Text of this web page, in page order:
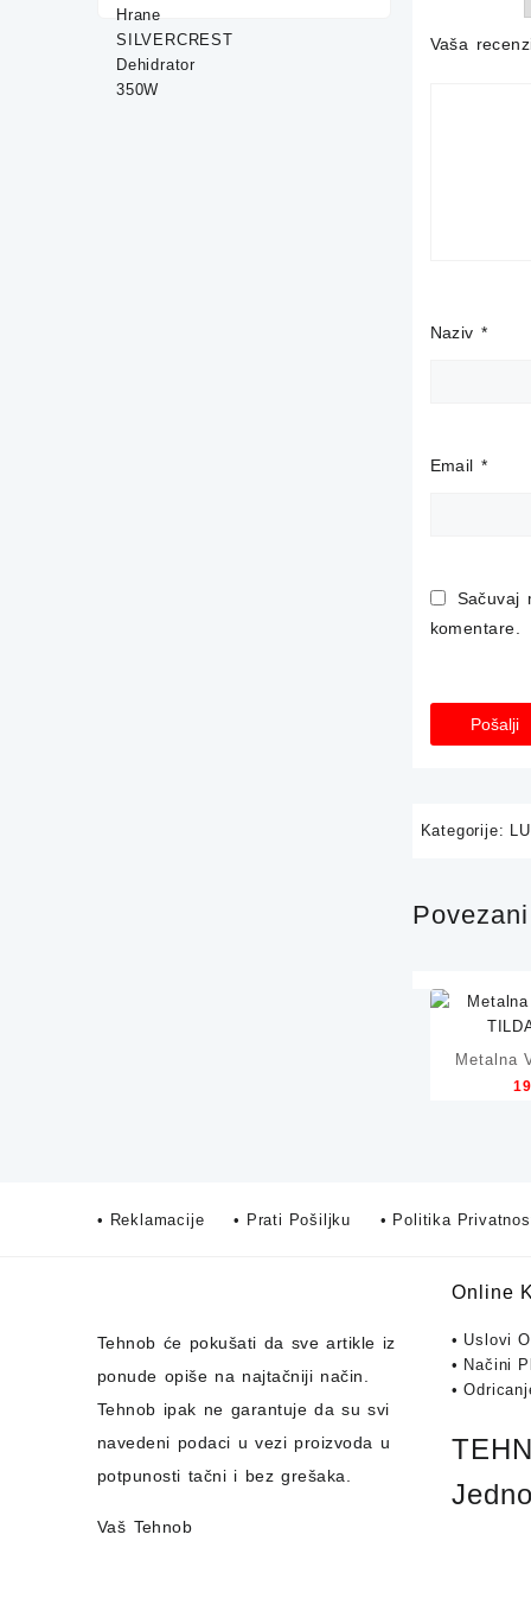
Vaša
Naziv *
Email *
Sačuvaj
komentare.
Kategorije:
Metalna
59,90 KM.
• Reklamacije • Prati Pošiljku • Politika
Tehnob će pokušati da sve artikle iz
ponude opiše na najtačniji način.
Tehnob ipak ne garantuje da su svi
navedeni podaci u vezi proizvoda u
potpunosti tačni i bez grešaka.
Vaš Tehnob
Online
• Uslovi
• Načini
•